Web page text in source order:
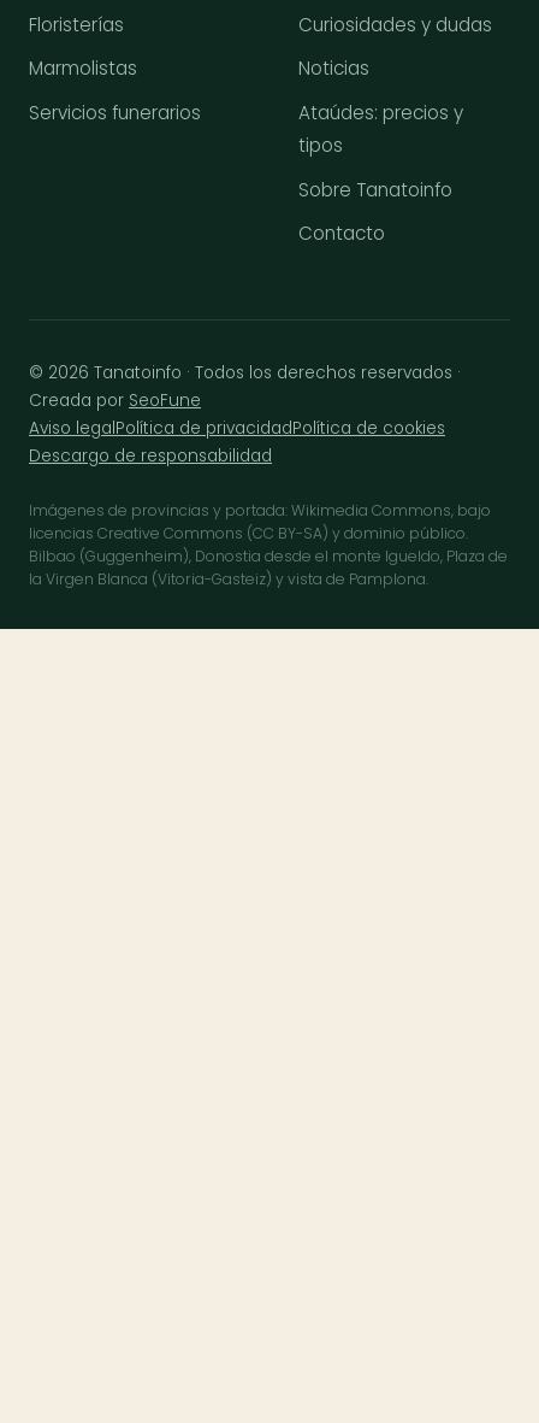
Floristerías
Marmolistas
Servicios funerarios
Curiosidades y dudas
Noticias
Ataúdes: precios y
tipos
Sobre Tanatoinfo
Contacto
© 2026 Tanatoinfo · Todos los derechos reservados ·
Creada por SeoFune
Aviso legalPolítica de privacidadPolítica de cookies
Descargo de responsabilidad
Imágenes de provincias y portada: Wikimedia Commons, bajo
licencias Creative Commons (CC BY-SA) y dominio público.
Bilbao (Guggenheim), Donostia desde el monte Igueldo, Plaza de
la Virgen Blanca (Vitoria-Gasteiz) y vista de Pamplona.